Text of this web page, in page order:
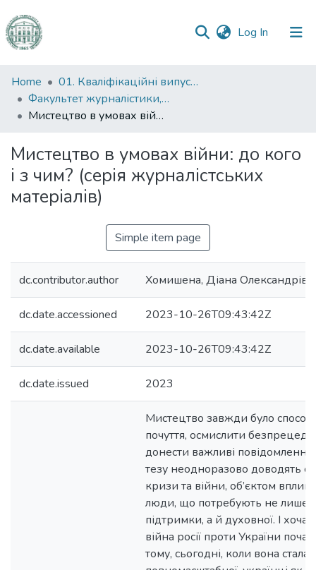
Log In (current)
Communities
&
Collections
Statistics
Home
01. Кваліфікаційні випускні роботи здобувачів вищої освіти
Факультет журналістики, реклами та видавничої справи
Мистецтво в умовах війни: до кого і з чим? (серія журналістських матеріалів)
Мистецтво в умовах війни: до кого
і з чим? (серія журналістських
матеріалів)
Simple item page
dc.contributor.author Хомишена, Діана
dc.date.accessioned 2023-10-26T09:43:42Z
dc.date.available 2023-10-26T09:43:42Z
dc.date.issued 2023
Мистецтво завжди було
почуття, осмислити
донести важливі
тезу неодноразово доводять
кризи та війни, об’єктом
люди, що потребують не лише
підтримки, а й духовної. І хоча
війна росії проти України
тому, сьогодні, коли вона